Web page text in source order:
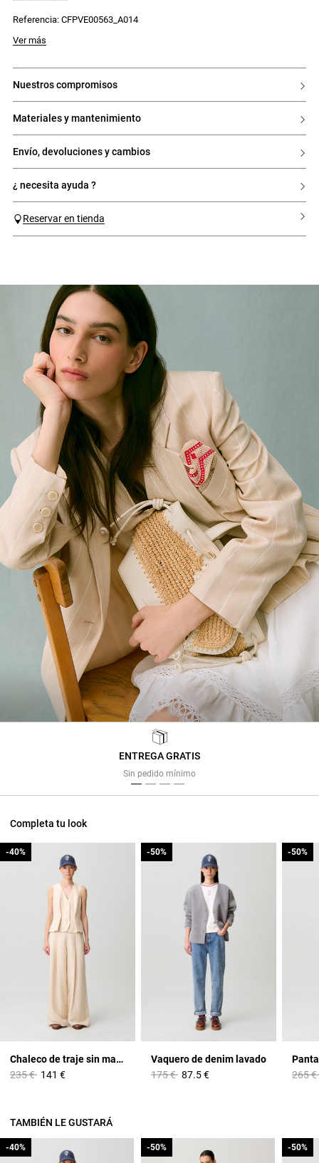
Referencia: CFPVE00563_A014
Ver más
nuestros compromisos
materiales y mantenimiento
envío, devoluciones y cambios
¿ necesita ayuda ?
Reservar en tienda
ENTREGA GRATIS
Sin pedido mínimo
Completa tu look
Chaleco de traje sin mangas
Price reduced from
235 €to
-40%
141 €
-40%
Vaquero de denim lavado
Price reduced from
175 €to
-50%
87.5 €
-50%
Price
265 €
-50%
-50%
TAMBIÉN LE GUSTARÁ
-40%
-40% -50%
-50% -50%
-50%